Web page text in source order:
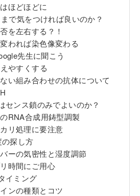
ほどほどに
で気をつければ良いのか？
を左右する？！
われば染色像変わる
先生に聞こう
やすくする
い組み合わせの抗体について
ンス鎖のみでよいのか？
RNA合成用鋳型調製
リ処理に要注意
探し方
ーの気密性と湿度調節
時間にご用心
イミング
ンの種類とコツ